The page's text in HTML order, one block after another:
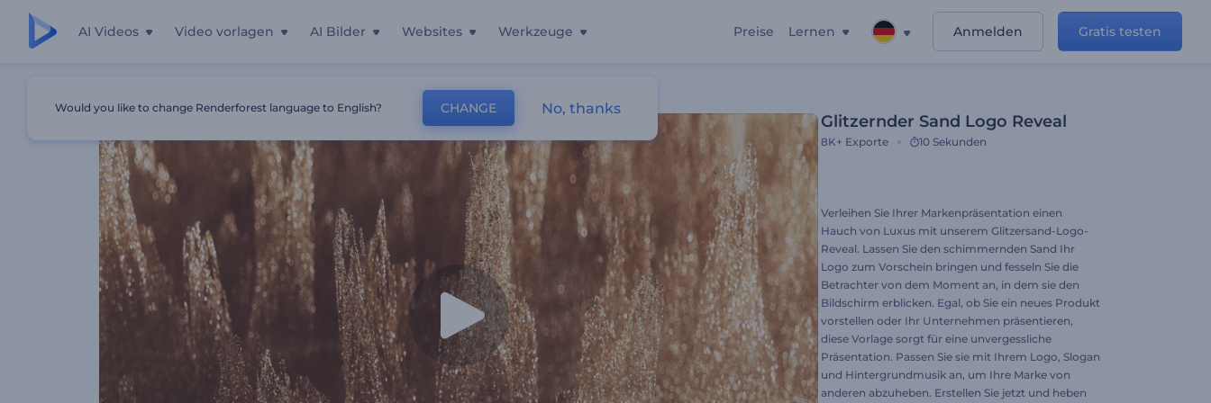
AI Videos Video vorlagen AI Bilder Websites Werkzeuge Preise Lernen Anmelden Gratis testen
Glitzernder Sand Logo Reveal
8K+ Exporte 10 Sekunden
Verleihen Sie Ihrer Markenpräsentation einen
Hauch von Luxus mit unserem Glitzersand-Logo-
Reveal. Lassen Sie den schimmernden Sand Ihr
Logo zum Vorschein bringen und fesseln Sie die
Betrachter von dem Moment an, in dem sie den
Bildschirm erblicken. Egal, ob Sie ein neues Produkt
vorstellen oder Ihr Unternehmen präsentieren,
diese Vorlage sorgt für eine unvergessliche
Präsentation. Passen Sie sie mit Ihrem Logo, Slogan
und Hintergrundmusik an, um Ihre Marke von
anderen abzuheben. Erstellen Sie jetzt und heben
Would you like to change Renderforest language to English? CHANGE No, thanks